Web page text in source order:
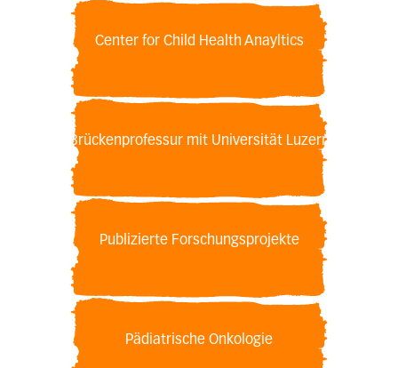
Center for Child Health Anayltics
Brückenprofessur mit Universität Luzern
Publizierte Forschungsprojekte
Pädiatrische Onkologie